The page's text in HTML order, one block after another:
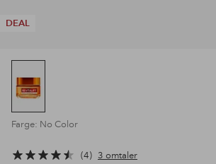
DEAL
Farge: No Color
4 3 omtaler